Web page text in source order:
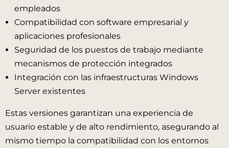
empleados
Compatibilidad con software empresarial y
aplicaciones profesionales
Seguridad de los puestos de trabajo mediante
mecanismos de protección integrados
Integración con las infraestructuras Windows
Server existentes
Estas versiones garantizan una experiencia de
usuario estable y de alto rendimiento, asegurando al
mismo tiempo la compatibilidad con los entornos